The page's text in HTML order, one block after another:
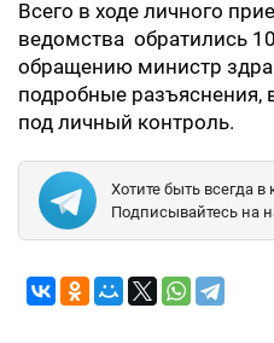
Всего в ходе личного
ведомства обратились
обращению министр
подробные
под личный контроль.
Хотите быть всегда в
Подписывайтесь на